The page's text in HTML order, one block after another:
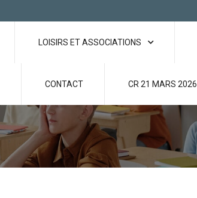
LOISIRS ET ASSOCIATIONS
CONTACT CR 21 MARS 2026